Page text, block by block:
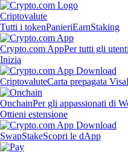
Criptovalute
Tutti i tokenPanieriEarnStaking
Crypto.com AppPer tutti gli utenti
Inizia
CriptovaluteCarta prepagata Visa
OnchainPer gli appassionati di
Ottieni estensione
SwapStakeScopri le dApp